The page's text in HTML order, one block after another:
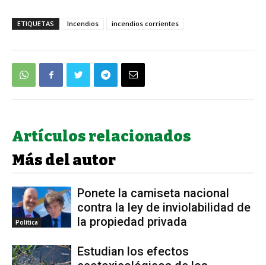
ETIQUETAS Incendios incendios corrientes
Artículos relacionados
Más del autor
Política
Ponete la camiseta nacional
contra la ley de inviolabilidad de
la propiedad privada
Estudian los efectos